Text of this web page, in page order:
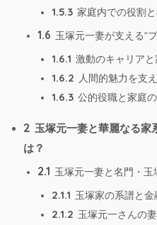
1.5.3 家庭内での役割
1.6 玉塚元一妻が支える“
1.6.1 激動のキャリア
1.6.2 人間的魅力を支
1.6.3 公的役職と家庭
2 玉塚元一妻と華麗なる家
は？
2.1 玉塚元一妻と名門・玉
2.1.1 玉塚家の系譜と金
2.1.2 玉塚元一さんの